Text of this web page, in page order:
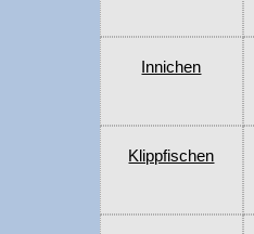
Innichen
Klippfischen